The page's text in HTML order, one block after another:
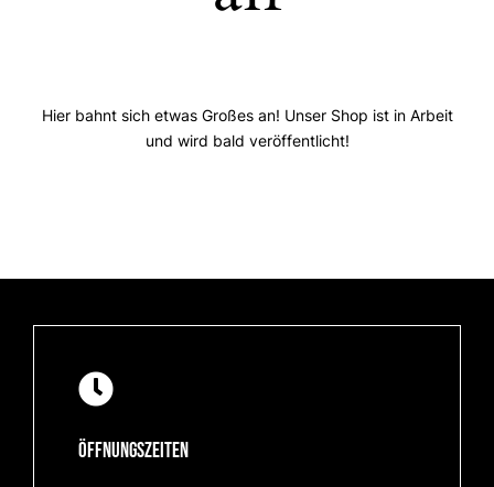
Hier bahnt sich etwas Großes an! Unser Shop ist in Arbeit
und wird bald veröffentlicht!
Öffnungszeiten